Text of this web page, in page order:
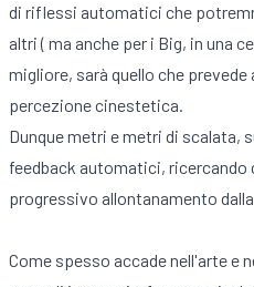
di riflessi automatici che
altri ( ma anche per i Big, in una
migliore, sarà quello che
percezione cinestetica.
Dunque metri e metri di scalata,
feedback automatici, ricercando
progressivo allontanamento
Come spesso accade nell'arte e